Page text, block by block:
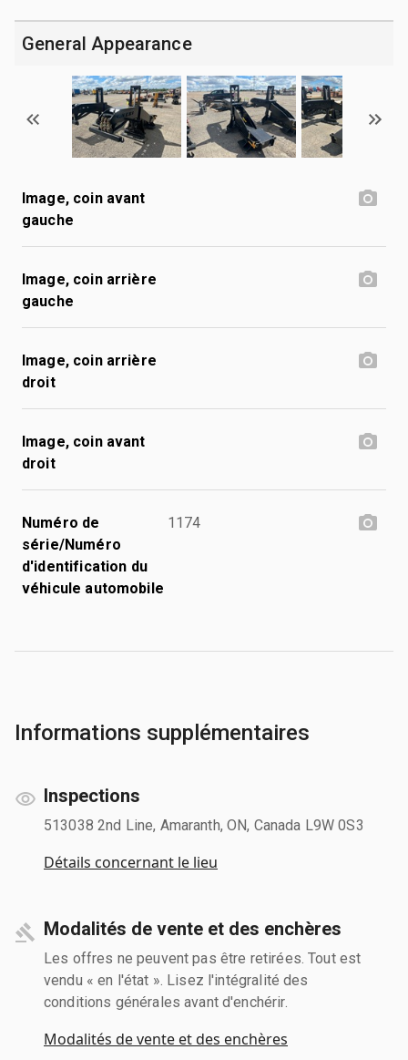
General Appearance
Image, coin avant
gauche
Image, coin arrière
gauche
Image, coin arrière
droit
Image, coin avant
droit
Numéro de
série/Numéro
d'identification du
véhicule automobile
1174
Informations supplémentaires
Inspections
513038 2nd Line, Amaranth, ON, Canada L9W 0S3
Détails concernant le lieu
Modalités de vente et des enchères
Les offres ne peuvent pas être retirées. Tout est
vendu « en l'état ». Lisez l'intégralité des
conditions générales avant d'enchérir.
Modalités de vente et des enchères